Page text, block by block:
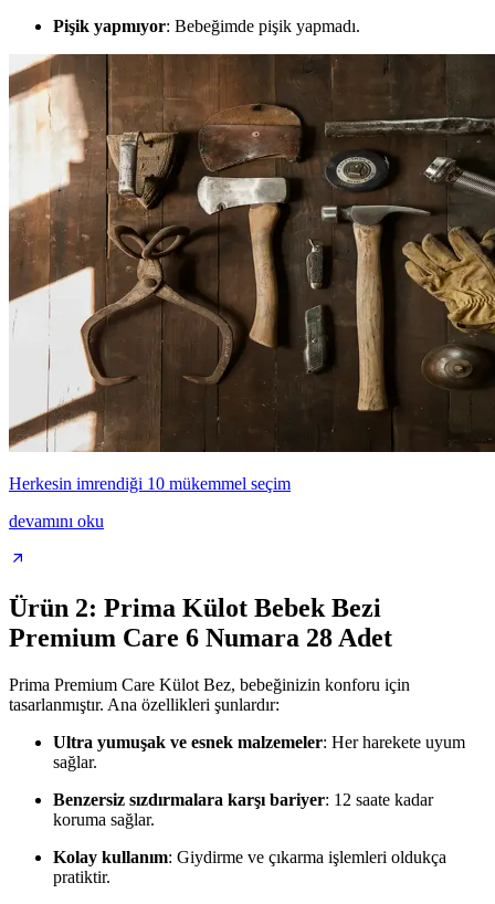
Pişik yapmıyor: Bebeğimde pişik yapmadı.
Herkesin imrendiği 10 mükemmel seçim
devamını oku
Ürün 2: Prima Külot Bebek Bezi
Premium Care 6 Numara 28 Adet
Prima Premium Care Külot Bez, bebeğinizin konforu için
tasarlanmıştır. Ana özellikleri şunlardır:
Ultra yumuşak ve esnek malzemeler: Her harekete uyum
sağlar.
Benzersiz sızdırmalara karşı bariyer: 12 saate kadar
koruma sağlar.
Kolay kullanım: Giydirme ve çıkarma işlemleri oldukça
pratiktir.